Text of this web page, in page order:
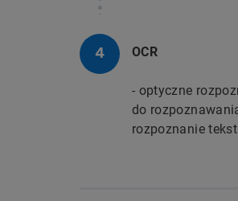
OCR
- optyczne
do
rozpoznanie